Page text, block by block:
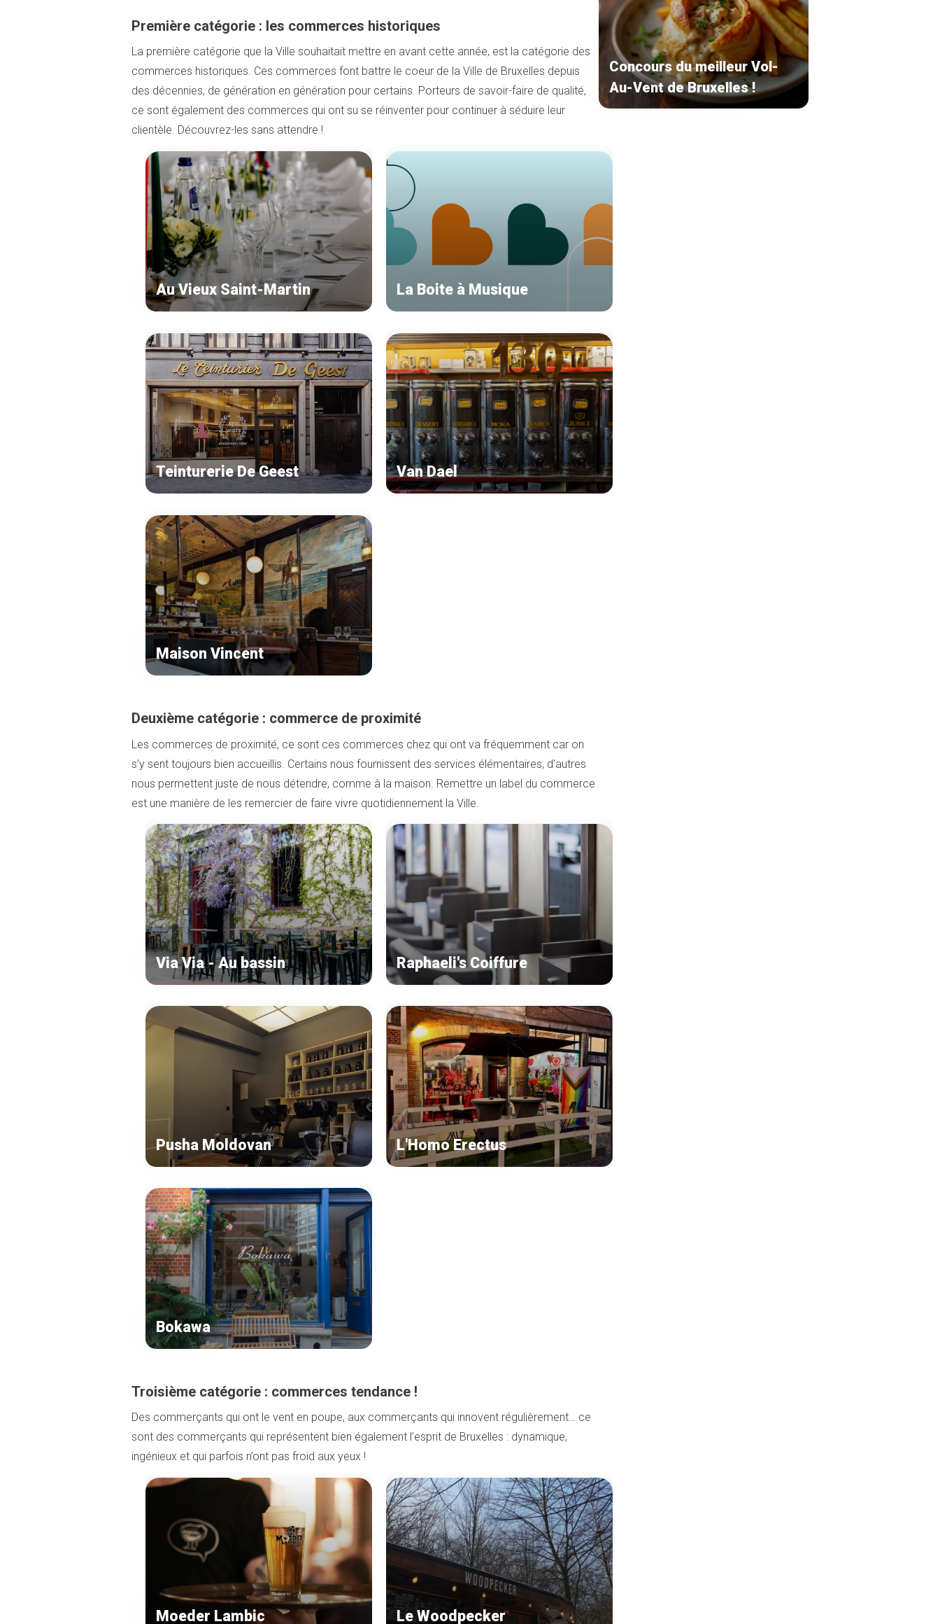
Première catégorie : les commerces historiques
La première catégorie que la Ville souhaitait mettre en avant cette année, est la catégorie des
commerces historiques. Ces commerces font battre le coeur de la Ville de Bruxelles depuis
des décennies, de génération en génération pour certains. Porteurs de savoir-faire de qualité,
ce sont également des commerces qui ont su se réinventer pour continuer à séduire leur
clientèle. Découvrez-les sans attendre !
Au Vieux Saint-Martin La Boite à Musique
Teinturerie De Geest Van Dael
Maison Vincent
Deuxième catégorie : commerce de proximité
Les commerces de proximité, ce sont ces commerces chez qui ont va fréquemment car on
s’y sent toujours bien accueillis. Certains nous fournissent des services élémentaires, d’autres
nous permettent juste de nous détendre, comme à la maison. Remettre un label du commerce
est une manière de les remercier de faire vivre quotidiennement la Ville.
Via Via - Au bassin Raphaeli's Coiffure
Pusha Moldovan L'Homo Erectus
Bokawa
Troisième catégorie : commerces tendance !
Des commerçants qui ont le vent en poupe, aux commerçants qui innovent régulièrement… ce
sont des commerçants qui représentent bien également l’esprit de Bruxelles : dynamique,
ingénieux et qui parfois n’ont pas froid aux yeux !
Moeder Lambic Le Woodpecker
Concours du meilleur Vol-
Au-Vent de Bruxelles !